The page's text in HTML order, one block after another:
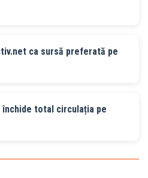
ca sursă preferată pe
închide total circulația pe